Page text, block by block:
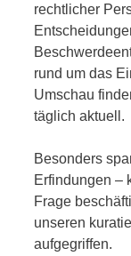
rechtlicher
rund um das
Umschau
täglich aktuell.
Besonders
Erfindungen –
Frage
unseren
aufgegriffen.